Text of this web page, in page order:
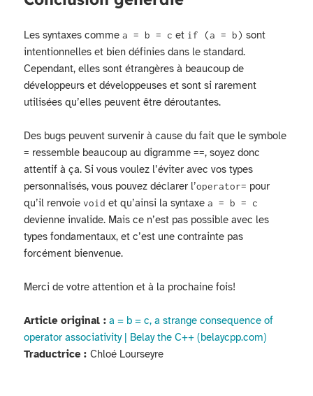
Les syntaxes commea = b = c et if (a = b) sont
intentionnelles et bien définies dans le standard.
Cependant, elles sont étrangères à beaucoup de
développeurs et développeuses et sont si rarement
utilisées qu’elles peuvent être déroutantes.
Des bugs peuvent survenir à cause du fait que le symbole
= ressemble beaucoup au digramme==, soyez donc
attentif à ça. Si vous voulez l’éviter avec vos types
personnalisés, vous pouvez déclarer l’operator= pour
qu’il renvoievoid et qu’ainsi la syntaxea = b = c
devienne invalide. Mais ce n’est pas possible avec les
types fondamentaux, et c’est une contrainte pas
forcément bienvenue.
Merci de votre attention et à la prochaine fois!
Article original : a = b = c, a strange consequence of
operator associativity | Belay the C++ (belaycpp.com)
Traductrice :Chloé Lourseyre